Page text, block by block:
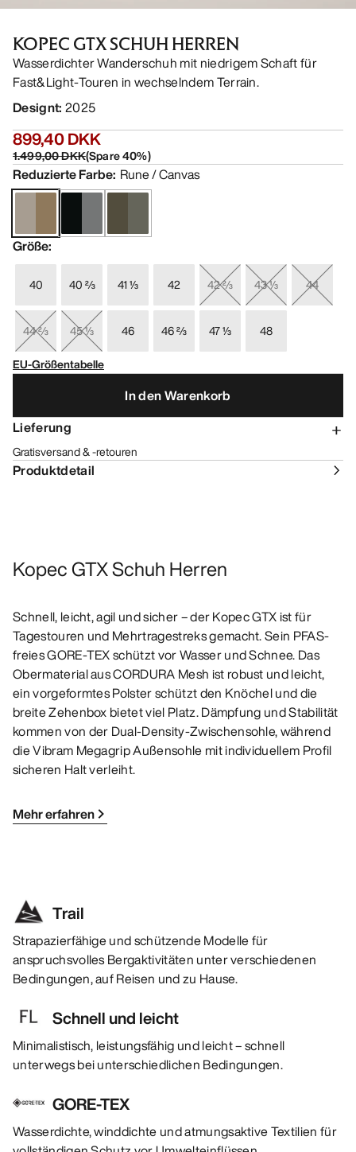
KOPEC GTX SCHUH HERREN
Wasserdichter Wanderschuh mit niedrigem Schaft für
Fast&Light-Touren in wechselndem Terrain.
Designt: 2025
899,40 DKK
1.499,00 DKK(Spare40%)
Reduzierte Farbe: Rune / Canvas
Größe:
40 40 ⅔ 41 ⅓ 42 42 ⅔ 43 ⅓ 44
44 ⅔ 45 ⅓ 46 46 ⅔ 47 ⅓
48
EU-Größentabelle
In den Warenkorb
Lieferung
Gratisversand & -retouren
Produktdetail
Kopec GTX Schuh Herren
Schnell, leicht, agil und sicher – der Kopec GTX ist für
Tagestouren und Mehrtragestreks gemacht. Sein PFAS-
freies GORE-TEX schützt vor Wasser und Schnee. Das
Obermaterial aus CORDURA Mesh ist robust und leicht,
ein vorgeformtes Polster schützt den Knöchel und die
breite Zehenbox bietet viel Platz. Dämpfung und Stabilität
kommen von der Dual-Density-Zwischensohle, während
die Vibram Megagrip Außensohle mit individuellem Profil
sicheren Halt verleiht.
Mehr erfahren
Trail
Strapazierfähige und schützende Modelle für
anspruchsvolles Bergaktivitäten unter verschiedenen
Bedingungen, auf Reisen und zu Hause.
Schnell und leicht
Minimalistisch, leistungsfähig und leicht – schnell
unterwegs bei unterschiedlichen Bedingungen.
GORE-TEX
Wasserdichte, winddichte und atmungsaktive Textilien für